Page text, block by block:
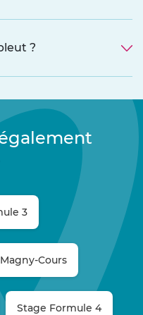
?
3
Cours
Stage Formule 4